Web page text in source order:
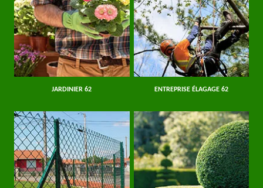
JARDINIER 62 ENTREPRISE ÉLAGAGE 62